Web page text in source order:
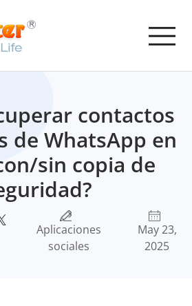
contactos
de WhatsApp en
sin copia de
Aplicaciones
sociales
May 23,
2025